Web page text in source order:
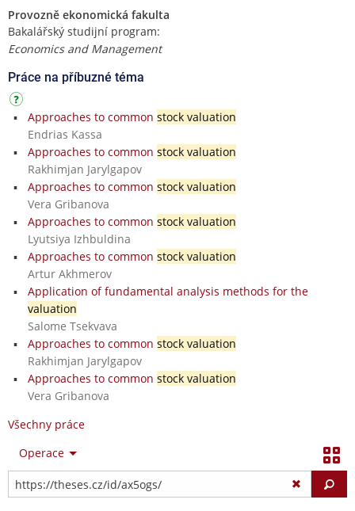
Provozně ekonomická fakulta
Bakalářský studijní program:
Economics and Management
Práce na příbuzné téma
Approaches to common stock valuation
Endrias Kassa
Approaches to common stock valuation
Rakhimjan Jarylgapov
Approaches to common stock valuation
Vera Gribanova
Approaches to common stock valuation
Lyutsiya Izhbuldina
Approaches to common stock valuation
Artur Akhmerov
Application of fundamental analysis methods for the
valuation
Salome Tsekvava
Approaches to common stock valuation
Rakhimjan Jarylgapov
Approaches to common stock valuation
Vera Gribanova
Všechny práce
Operace